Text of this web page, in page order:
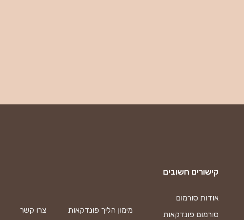
צרו קשר מימון הליך פונדקאות
קישורים חשובים
אודות סורמום
סורמום פונדקאות